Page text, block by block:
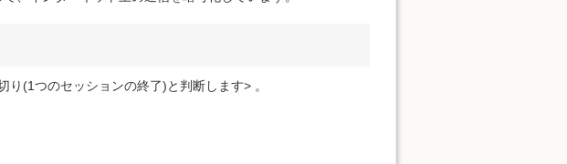
(1つのセッションの終了)と判断します> 。